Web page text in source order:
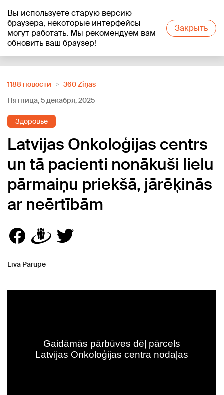
Вы используете старую версию
браузера, некоторые интерфейсы
могут работать. Мы рекомендуем вам
обновить ваш браузер!
Закрыть
+11°C
1188 новости
360 Ziņas
Пятница, 5 декабря, 2025
Здоровье
Latvijas Onkoloģijas centrs
un tā pacienti nonākuši lielu
pārmaiņu priekšā, jārēķinās
ar neērtībām
Līva Pārupe